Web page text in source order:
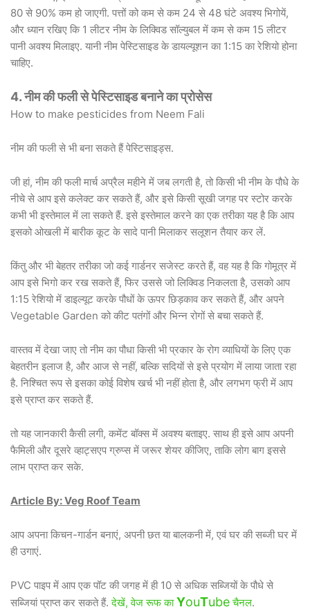
80 से 90% कम हो जाएगी. पत्तों को कम से कम 24 से 48 घंटे अवश्य भिगोयें,
और ध्यान रखिए कि 1 लीटर नीम के लिक्विड सॉल्युबल में कम से कम 15 लीटर
पानी अवश्य मिलाइए. यानी नीम पेस्टिसाइड के डायल्यूशन का 1:15 का रेशियो होना
चाहिए.
4. नीम की फली से पेस्टिसाइड बनाने का प्रोसेस
How to make pesticides from Neem Fali
नीम की फली से भी बना सकते हैं पेस्टिसाइड्स.
जी हां, नीम की फली मार्च अप्रैल महीने में जब लगती है, तो किसी भी नीम के पौधे के
नीचे से आप इसे कलेक्ट कर सकते हैं, और इसे किसी सूखी जगह पर स्टोर करके
कभी भी इस्तेमाल में ला सकते हैं. इसे इस्तेमाल करने का एक तरीका यह है कि आप
इसको ओखली में बारीक कूट के सादे पानी मिलाकर सलूशन तैयार कर लें.
किंतु और भी बेहतर तरीका जो कई गार्डनर सजेस्ट करते हैं, वह यह है कि गोमूत्र में
आप इसे भिगो कर रख सकते हैं, फिर उससे जो लिक्विड निकलता है, उसको आप
1:15 रेशियो में डाइल्यूट करके पौधों के ऊपर छिड़काव कर सकते हैं, और अपने
Vegetable Garden को कीट पतंगों और भिन्न रोगों से बचा सकते हैं.
वास्तव में देखा जाए तो नीम का पौधा किसी भी प्रकार के रोग व्याधियों के लिए एक
बेहतरीन इलाज है, और आज से नहीं, बल्कि सदियों से इसे प्रयोग में लाया जाता रहा
है. निश्चित रूप से इसका कोई विशेष खर्च भी नहीं होता है, और लगभग फ्री में आप
इसे प्राप्त कर सकते हैं.
तो यह जानकारी कैसी लगी, कमेंट बॉक्स में अवश्य बताइए. साथ ही इसे आप अपनी
फैमिली और दूसरे व्हाट्सएप ग्रुप्स में जरूर शेयर कीजिए, ताकि लोग बाग इससे
लाभ प्राप्त कर सके.
Article By: Veg Roof Team
आप अपना किचन-गार्डन बनाएं, अपनी छत या बालकनी में, एवं घर की सब्जी घर में
ही उगाएं.
PVC पाइप में आप एक पॉट की जगह में ही 10 से अधिक सब्जियों के पौधे से
सब्जियां प्राप्त कर सकते हैं.देखें, वेज रूफ काYouTubeचैनल.